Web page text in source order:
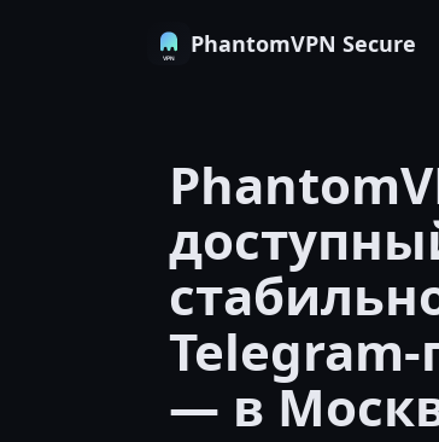
PhantomVPN Secure
— в